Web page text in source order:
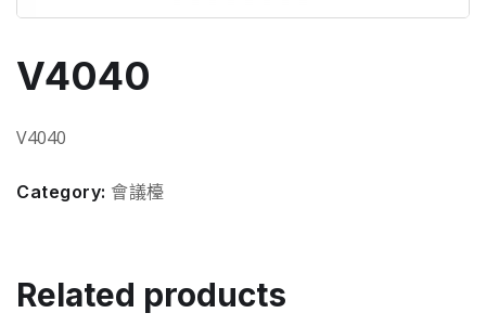
V4040
V4040
Category: 會議檯
Related products